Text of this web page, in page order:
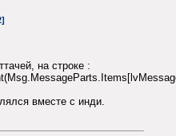
на строке :
вместе с инди.